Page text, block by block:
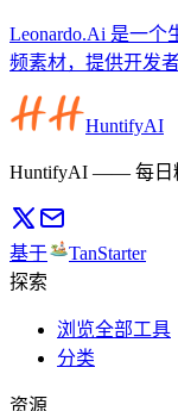
Leonardo.Ai 是一
频素材，提供开发
HuntifyAI
HuntifyAI —— 每日
基于
TanStarter
探索
浏览全部工具
分类
资源